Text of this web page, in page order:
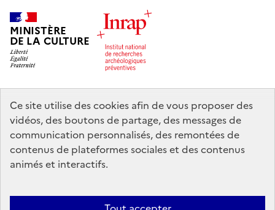
Ce site utilise des cookies afin de vous proposer des
vidéos, des boutons de partage, des messages de
communication personnalisés, des remontées de
contenus de plateformes sociales et des contenus
animés et interactifs.
MINISTÈRE
DE LA CULTURE
legifrance.gouv.fr
info.gouv.fr
service-public.gouv.fr
data.gouv.fr
Nous contacter Mentions légales Accessibilité : partiellement